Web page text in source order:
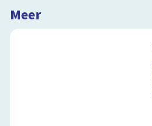
Meer